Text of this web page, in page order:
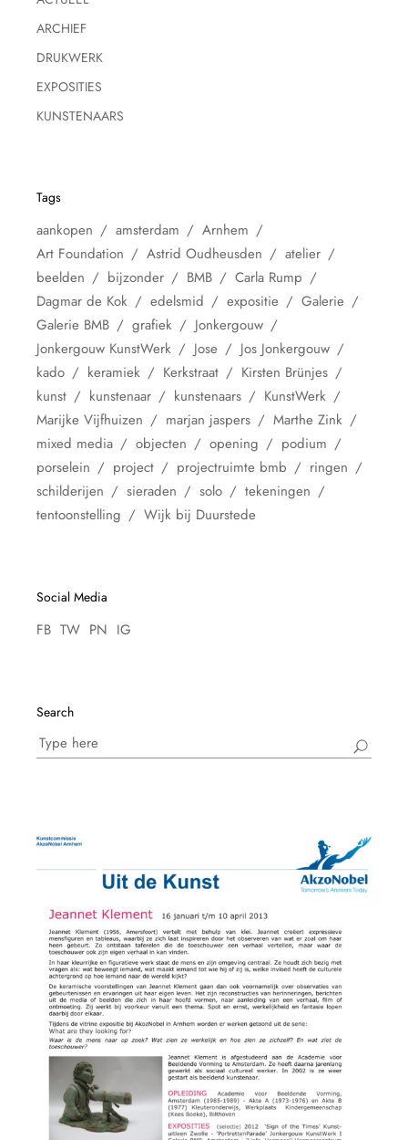
ARCHIEF
DRUKWERK
EXPOSITIES
KUNSTENAARS
Tags
aankopen amsterdam
Arnhem
Art Foundation
Astrid Oudheusden
atelier
beelden
bijzonder BMB
Carla Rump
Dagmar de Kok
edelsmid expositie
Galerie
Galerie BMB
grafiek
Jonkergouw
Jonkergouw KunstWerk
Jose
Jos Jonkergouw
kado
keramiek Kerkstraat
Kirsten Brünjes
kunst
kunstenaar kunstenaars
KunstWerk
Marijke Vijfhuizen
marjan jaspers
Marthe Zink
mixed media
objecten opening
podium
porselein
project projectruimte bmb
ringen
schilderijen
sieraden solo
tekeningen
tentoonstelling
Wijk bij Duurstede
Social Media
FB TW PN IG
Search
Search
for: